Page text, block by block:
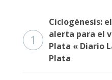
1
Ciclogénesis:
alerta para el
Plata « Diario
Plata